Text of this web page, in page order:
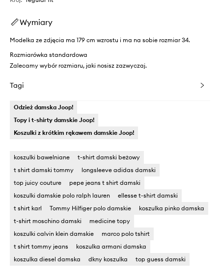
Wymiary
Modelka ze zdjęcia ma 179 cm wzrostu i ma na sobie rozmiar 34.
Rozmiarówka standardowa
Zalecamy wybór rozmiaru, jaki nosisz zazwyczaj.
Tagi
Odzież damska Joop!
Topy i t-shirty damskie Joop!
Koszulki z krótkim rękawem damskie Joop!
koszulki bawelniane
t-shirt damski beżowy
t shirt damski tommy
longsleeve adidas damski
top juicy couture
pepe jeans t shirt damski
koszulki damskie polo ralph lauren
ellesse t-shirt damski
t shirt karl
Tommy Hilfiger polo damskie
koszulka pinko damska
t-shirt moschino damski
medicine topy
koszulki calvin klein damskie
marco polo tshirt
t shirt tommy jeans
koszulka armani damska
koszulka diesel damska
dkny koszulka top guess damski